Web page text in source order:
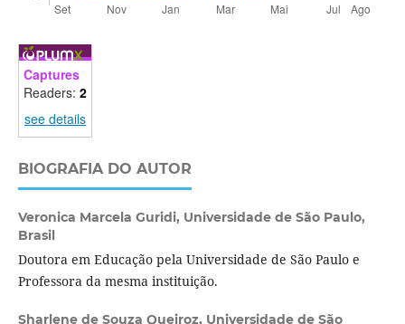
Captures
Readers: 2
see details
BIOGRAFIA DO AUTOR
Veronica Marcela Guridi, Universidade de São Paulo,
Brasil
Doutora em Educação pela Universidade de São Paulo e
Professora da mesma instituição.
Sharlene de Souza Queiroz, Universidade de São